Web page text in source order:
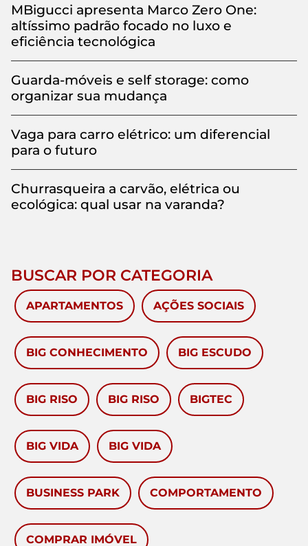
MBigucci apresenta Marco Zero One:
altíssimo padrão focado no luxo e
eficiência tecnológica
Guarda-móveis e self storage: como
organizar sua mudança
Vaga para carro elétrico: um diferencial
para o futuro
Churrasqueira a carvão, elétrica ou
ecológica: qual usar na varanda?
BUSCAR POR CATEGORIA
APARTAMENTOS AÇÕES SOCIAIS
BIG CONHECIMENTO BIG ESCUDO
BIG RISO BIG RISO BIGTEC
BIG VIDA BIG VIDA
BUSINESS PARK COMPORTAMENTO
COMPRAR IMÓVEL